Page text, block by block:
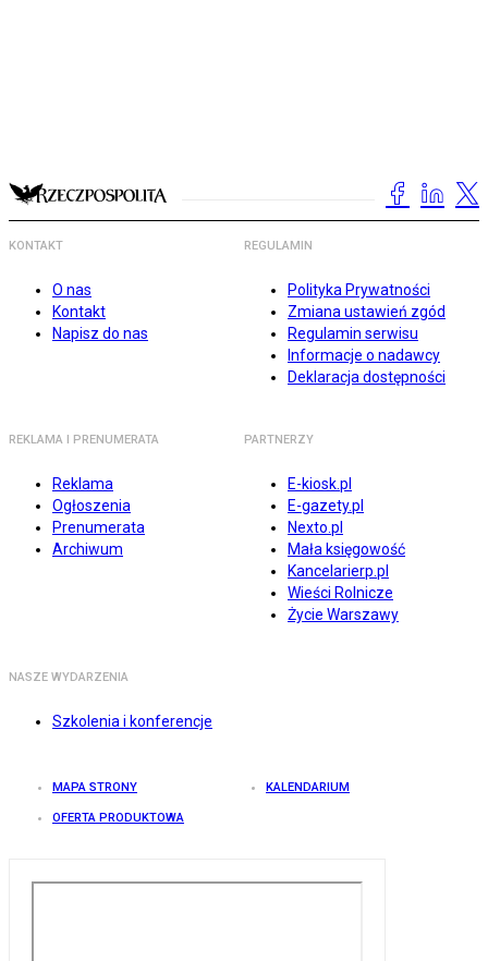
KONTAKT
O nas
Kontakt
Napisz do nas
REGULAMIN
Polityka Prywatności
Zmiana ustawień zgód
Regulamin serwisu
Informacje o nadawcy
Deklaracja dostępności
REKLAMA I PRENUMERATA
Reklama
Ogłoszenia
Prenumerata
Archiwum
PARTNERZY
E-kiosk.pl
E-gazety.pl
Nexto.pl
Mała księgowość
Kancelarierp.pl
Wieści Rolnicze
Życie Warszawy
NASZE WYDARZENIA
Szkolenia i konferencje
MAPA STRONY KALENDARIUM
OFERTA PRODUKTOWA